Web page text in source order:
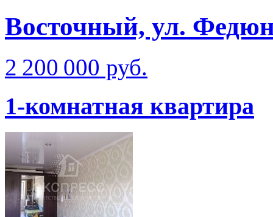
Восточный, ул.
2 200 000 руб.
1-комнатная квартира